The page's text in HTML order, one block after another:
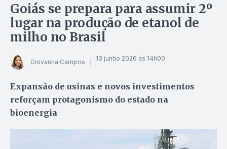
Goiás se prepara para assumir 2º
lugar na produção de etanol de
milho no Brasil
Giovanna Campos 13 junho 2026 às 14h00
Expansão de usinas e novos investimentos
reforçam protagonismo do estado na
bioenergia